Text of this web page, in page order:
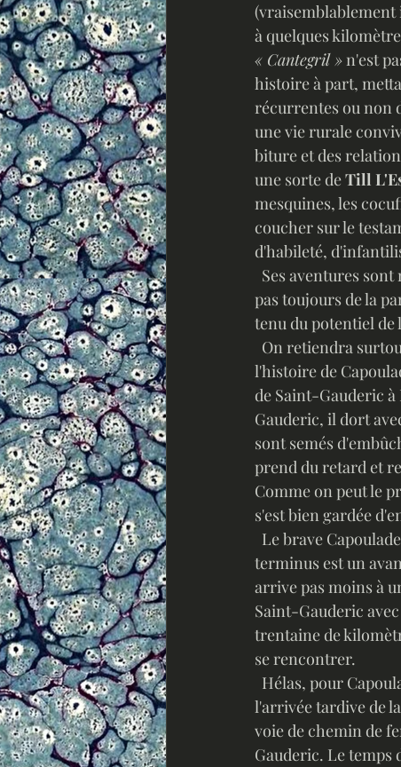
(vraisemblablement
à quelques
« Cantegril » n'est
histoire à part,
récurrentes ou non
une vie rurale
biture et des
une sorte de Till
mesquines, les
coucher sur le
d'habileté,
pas toujours de la
tenu du potentiel de
On retiendra
l'histoire de
de Saint-Gauderic
Gauderic, il dort
sont semés
prend du retard et
Comme on peut le
s'est bien gardée
terminus est un
arrive pas moins à
Saint-Gauderic
trentaine de
se rencontrer.
l'arrivée tardive de
voie de chemin de
Gauderic. Le temps